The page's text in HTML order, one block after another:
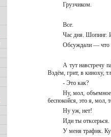
Грузчиком.
Все.
Час дня. Шопинг.
Обсуждали — что
А тут навстречу
Вздём, грит, в киноху,
- Это как?
Ну, мол,
беспокойся, это я, мол,
Ну уж, нет!
Иди ты отксерься.
У меня трафик.